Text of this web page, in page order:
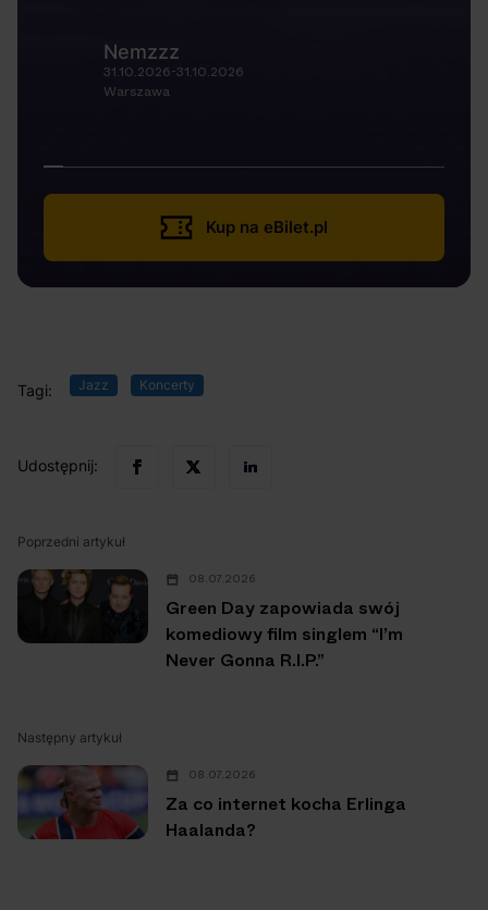
Nemzzz
31.10.2026-31.10.2026
Warszawa
Kup na eBilet.pl
Tagi: Jazz Koncerty
Udostępnij:
Poprzedni artykuł
08.07.2026
Green Day zapowiada swój
komediowy film singlem “I’m
Never Gonna R.I.P.”
Następny artykuł
08.07.2026
Za co internet kocha Erlinga
Haalanda?